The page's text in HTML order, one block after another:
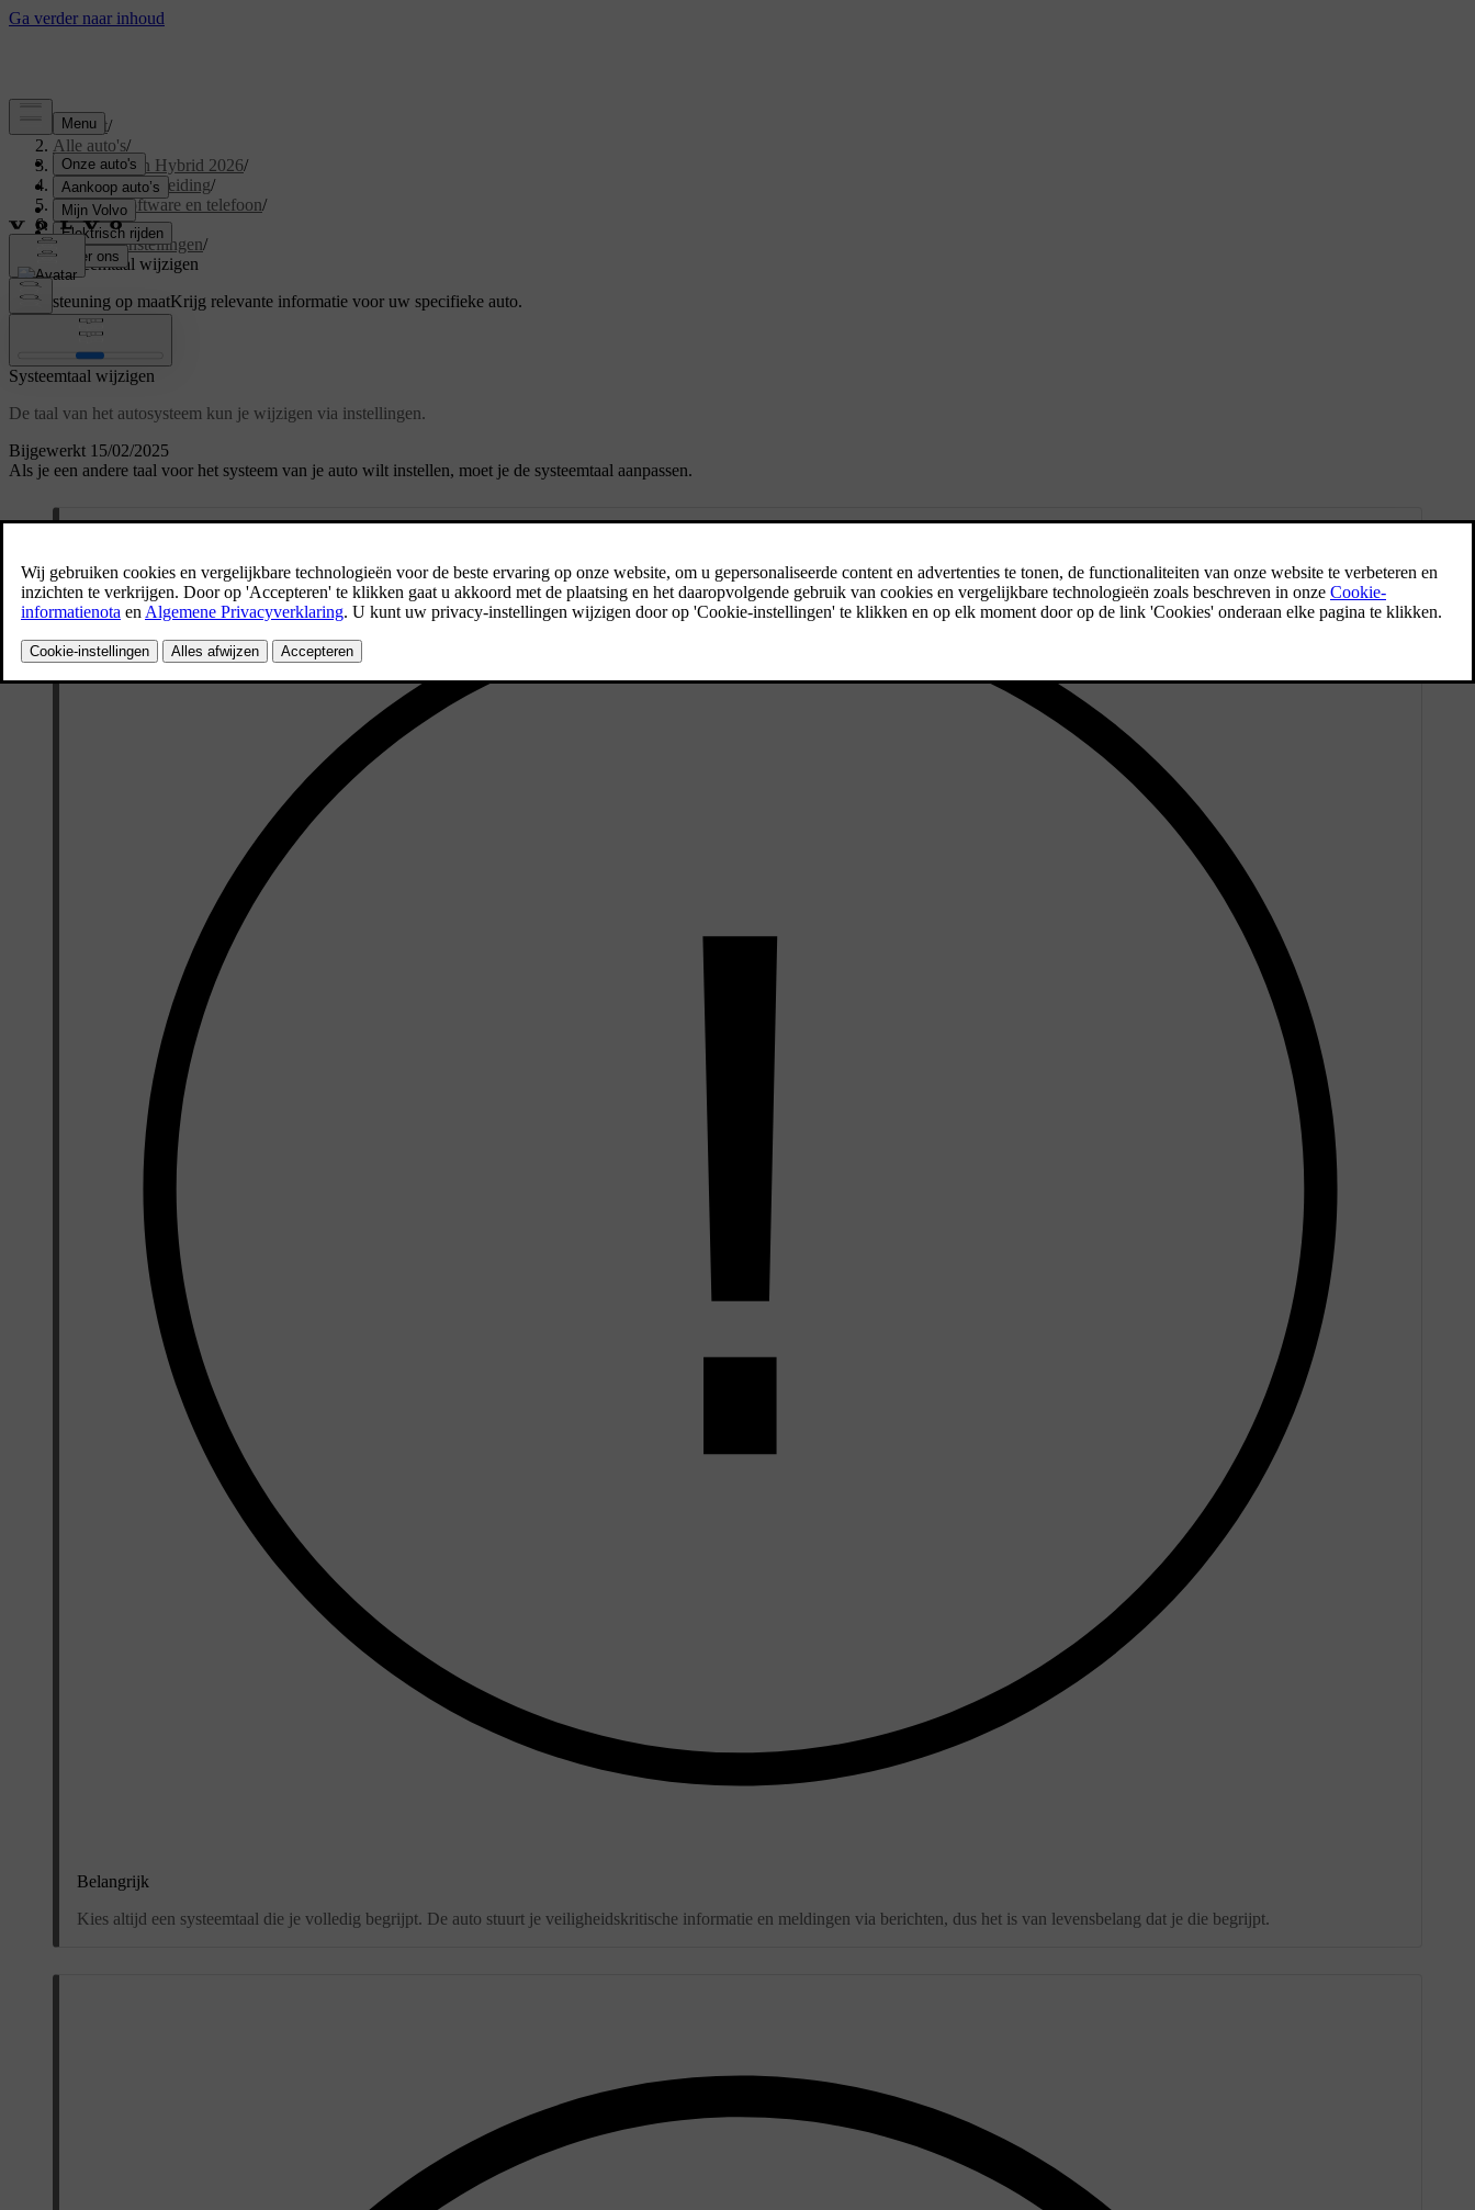
Support/
Alle auto's/
XC60 Plug-in Hybrid 2026/
Gebruikershandleiding/
Displays, software en telefoon/
Displays/
Systeeminstellingen/
Systeemtaal wijzigen
Ondersteuning op maatKrijg relevante informatie voor uw specifieke auto.
Bijgewerkt 15/02/2025
Systeemtaal wijzigen
De taal van het autosysteem kun je wijzigen via instellingen.
Als je een andere taal voor het systeem van je auto wilt instellen, moet je de systeemtaal aanpassen.
Belangrijk
Kies altijd een systeemtaal die je volledig begrijpt. De auto stuurt je veiligheidskritische informatie en meldingen via berichten, dus het is van levensbelang dat je die begrijpt.